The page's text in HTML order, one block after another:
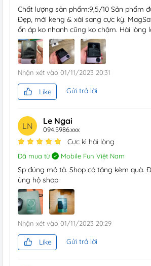
Chất lượng sản phẩm:9,5/10 Sản phẩm
Đẹp, mới keng & xài sang cực kỳ.
ổn áp ko nhanh cũng ko chậm. Hài lòng
Nhận xét vào 01/11/2023 20:31
Like Gửi trả lời
LN Le Ngai
094.5986.xxx
Cực kì hài lòng
Đã mua từ Mobile Fun Việt Nam
Sp đúng mô tả. Shop có tặng kèm quà.
ủng hộ shop
Nhận xét vào 01/11/2023 20:29
Like Gửi trả lời